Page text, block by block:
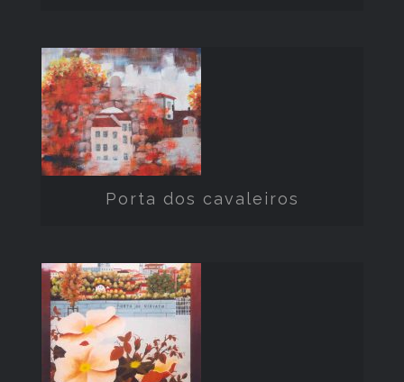
Porta dos
cavaleiros
Porta dos cavaleiros
porta de
Viriato